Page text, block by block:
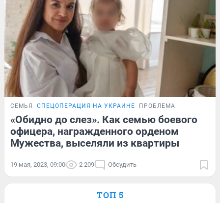
СЕМЬЯ СПЕЦОПЕРАЦИЯ НА УКРАИНЕ ПРОБЛЕМА
«Обидно до слез». Как семью боевого
офицера, награжденного орденом
Мужества, выселяли из квартиры
19 мая, 2023, 09:00 2 209 Обсудить
ТОП 5